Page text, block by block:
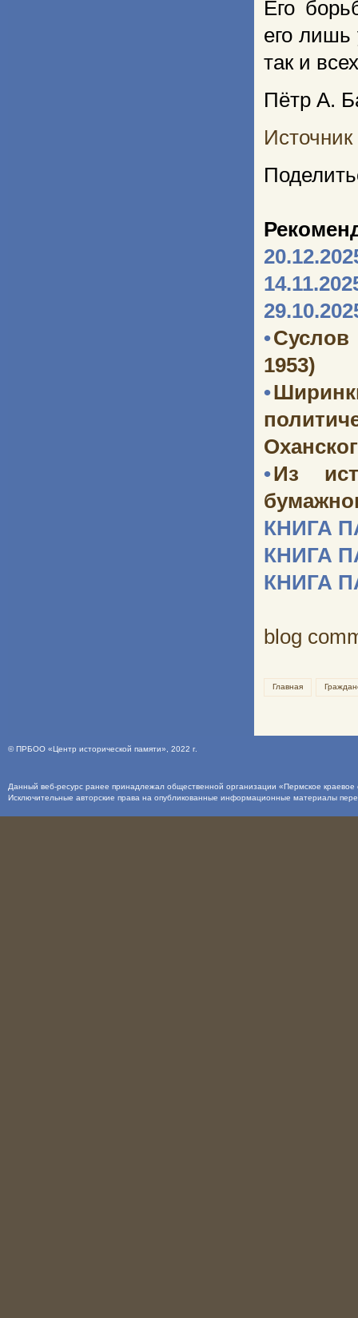
Его
его лишь
так и
Пётр А.
Источник
•
1953)
•
•Из
КНИГА
КНИГА
КНИГА
blog
Главная
©ПРБОО «Центр исторической памяти» , 2022 г.
Данный веб-ресурс ранее принадлежал общественной организации «Пермское
Исключительные авторские права на опубликованные информационные материалы